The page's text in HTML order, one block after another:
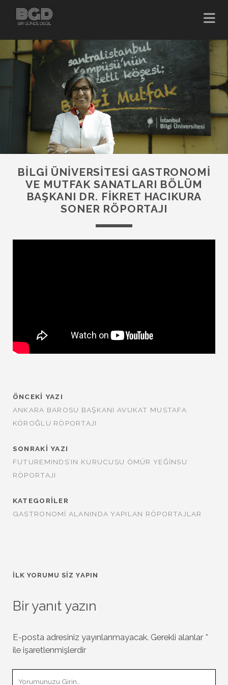
BILGI ÜNIVERSITESI GASTRONOMI
VE MUTFAK SANATLARI BÖLÜM
BAŞKANI DR. FIKRET HACIKURA
SONER RÖPORTAJI
ÖNCEKI YAZI
ANKARA BAROSU BAŞKANI AVUKAT MUSTAFA
KÖROĞLU RÖPORTAJI
SONRAKI YAZI
FUTUREMINDS’IN KURUCUSU ÖMÜR YEĞINSU
RÖPORTAJI
KATEGORILER
GASTRONOMI ALANINDA YAPILAN RÖPORTAJLAR
İLK YORUMU SIZ YAPIN
Bir yanıt yazın
E-posta adresiniz yayınlanmayacak. Gerekli alanlar *
ile işaretlenmişlerdir